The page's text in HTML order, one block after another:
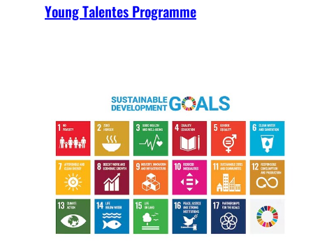
Young Talentes Programme